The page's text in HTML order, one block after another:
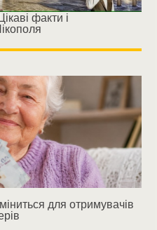
факти і
для отримувачів